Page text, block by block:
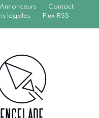
Annonceurs
Contact
légales Flux RSS